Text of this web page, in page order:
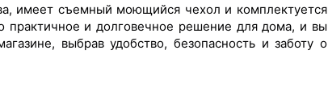
имеет съемный моющийся чехол и комплектуется
практичное и долговечное решение для дома, и вы
выбрав удобство, безопасность и заботу о